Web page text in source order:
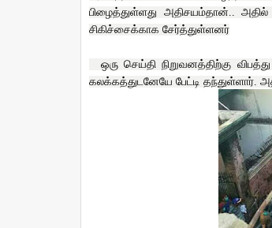
பிழைத்துள்ளது அதிசயம்தான்.. அதில்
சிகிச்சைக்காக சேர்த்துள்ளனர்
ஒரு செய்தி நிறுவனத்திற்கு
கலக்கத்துடனேயே பேட்டி தந்துள்ளார்.